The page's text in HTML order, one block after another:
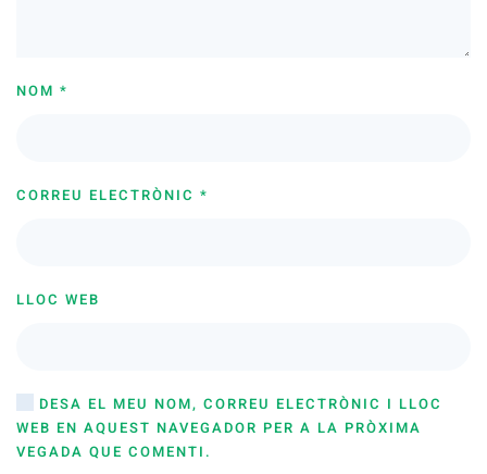
NOM *
CORREU ELECTRÒNIC *
LLOC WEB
DESA EL MEU NOM, CORREU ELECTRÒNIC I LLOC
WEB EN AQUEST NAVEGADOR PER A LA PRÒXIMA
VEGADA QUE COMENTI.